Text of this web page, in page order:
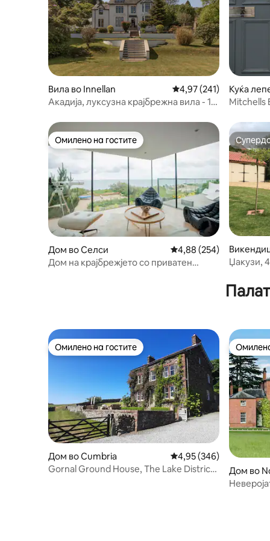
Вила во Innellan Просечна оцена: 4,97
4,97 (241)
Акадија, луксузна крајбрежна вила - 10
Куќа
ад
Mitchells
Омилено на гостите
Омилено на гостите
Дом во Селси Просечна оцена: 4,88
4,88 (254)
Дом на крајбрежјето со приватен
Џакузи,
Омилено на гостите
Омилено на гостите
Дом во Cumbria Просечна оцена: 4,95
4,95 (346)
Gornal Ground House, The Lake District,
Дом во